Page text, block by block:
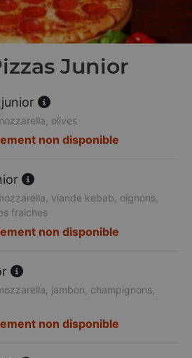
Junior
olives
non disponible
viande kebab, oignons,
fraiches
non disponible
jambon, champignons,
non disponible